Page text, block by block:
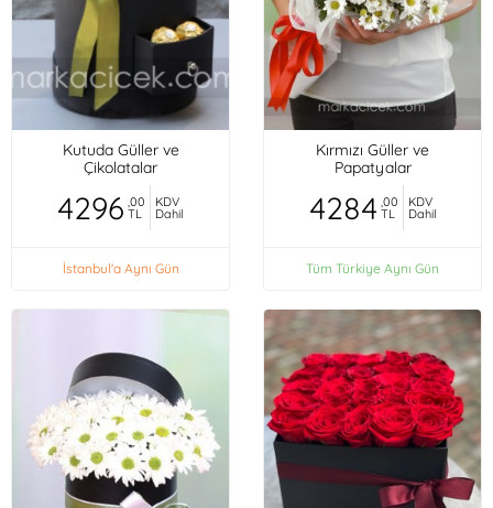
Kutuda Güller ve
Çikolatalar
4296 ,00
TL
KDV
Dahil
İstanbul'a Aynı Gün
Kırmızı Güller ve
Papatyalar
4284 ,00
TL
KDV
Dahil
Tüm Türkiye Aynı Gün